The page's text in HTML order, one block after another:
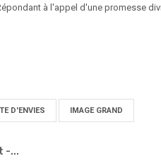
à l'appel d'une promesse
D'ENVIES IMAGE GRAND
-...